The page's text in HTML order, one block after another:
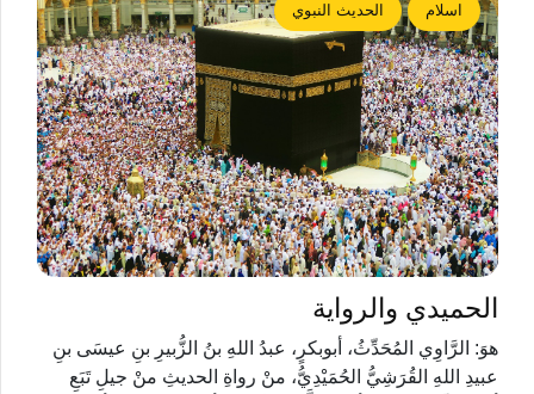
اسلام الحديث النبوي
الحميدي والرواية
هوَ: الرَّاوِي المُحَدِّثُ، أبوبكرٍ، عبدُ اللهِ بنُ الزُّبيرِ بنِ عيسَى بنِ
عبيدِ اللهِ القُرَشِيُّ الحُمَيْدِيُّ، منْ رواةِ الحديثِ منْ جيلِ تَبَعِ